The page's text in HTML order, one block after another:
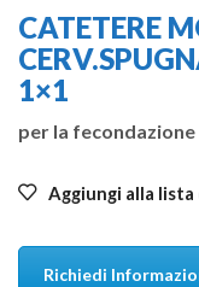
CATETERE
1×1
per la
Aggiungi alla
Richiedi